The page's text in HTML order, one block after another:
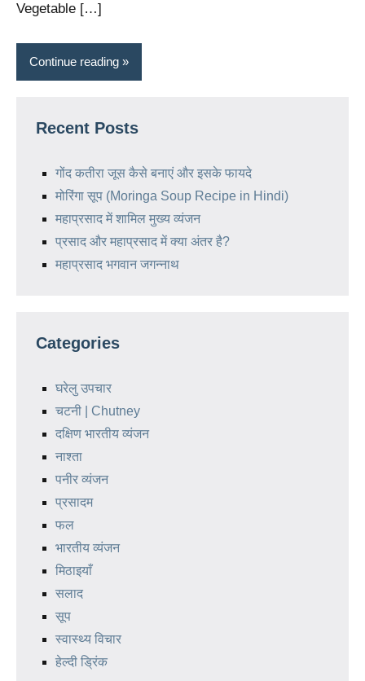
Vegetable […]
Continue reading
Recent Posts
गोंद कतीरा जूस कैसे बनाएं और इसके फायदे
मोरिंगा सूप (Moringa Soup Recipe in Hindi)
महाप्रसाद में शामिल मुख्य व्यंजन
प्रसाद और महाप्रसाद में क्या अंतर है?
महाप्रसाद भगवान जगन्नाथ
Categories
घरेलु उपचार
चटनी | Chutney
दक्षिण भारतीय व्यंजन
नाश्ता
पनीर व्यंजन
प्रसादम
फल
भारतीय व्यंजन
मिठाइयाँ
सलाद
सूप
स्वास्थ्य विचार
हेल्दी ड्रिंक